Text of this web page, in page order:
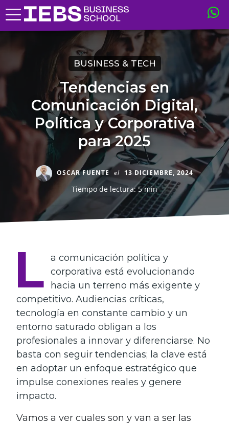
BUSINESS & TECH
Tendencias en
Comunicación Digital,
Política y Corporativa
para 2025
OSCAR FUENTE el 13 DICIEMBRE, 2024
Tiempo de lectura: 5 min
L a comunicación política y
corporativa está evolucionando
hacia un terreno más exigente y
competitivo. Audiencias críticas,
tecnología en constante cambio y un
entorno saturado obligan a los
profesionales a innovar y diferenciarse. No
basta con seguir tendencias; la clave está
en adoptar un enfoque estratégico que
impulse conexiones reales y genere
impacto.
Vamos a ver cuales son y van a ser las